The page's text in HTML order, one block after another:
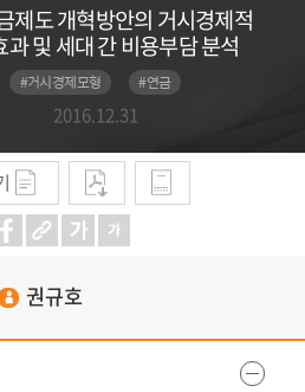
제도 개혁방안의 거시경제적
과 및 세대 간 비용부담 분석
#거시경제모형 #연금
2016.12.31
권규호